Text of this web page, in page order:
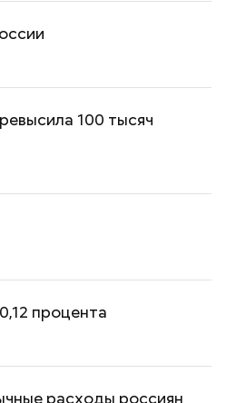
100 тысяч
процента
расходы россиян
получить до 100 тысяч
ситуации: кто может